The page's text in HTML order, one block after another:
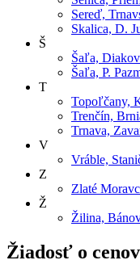
Sereď,
Skalica, D.
Š
Šaľa,
Šaľa, P.
T
Topoľčany,
Trenčín,
Trnava,
V
Vráble,
Z
Zlaté
Ž
Žilina,
Žiadosť o